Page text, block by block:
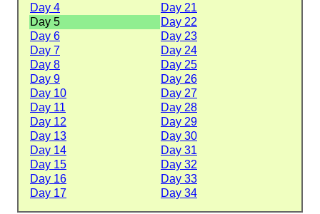
Day 4
Day 21
Day 5
Day 22
Day 6
Day 23
Day 7
Day 24
Day 8
Day 25
Day 9
Day 26
Day 10
Day 27
Day 11
Day 28
Day 12
Day 29
Day 13
Day 30
Day 14
Day 31
Day 15
Day 32
Day 16
Day 33
Day 17
Day 34